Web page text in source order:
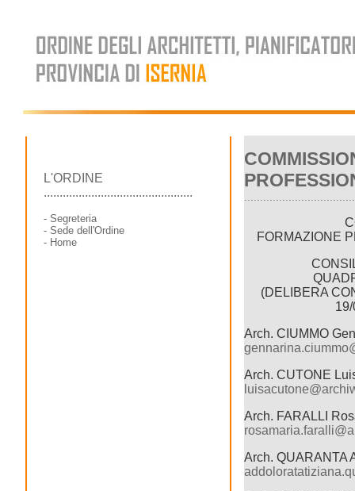
L'ORDINE
...............................................
- Segreteria
- Sede dell'Ordine
- Home
FORMAZIONE
(DELIBERA
Arch. CIUMMO
Arch. CUTONE
Arch. FARALLI
Arch. QUARANTA